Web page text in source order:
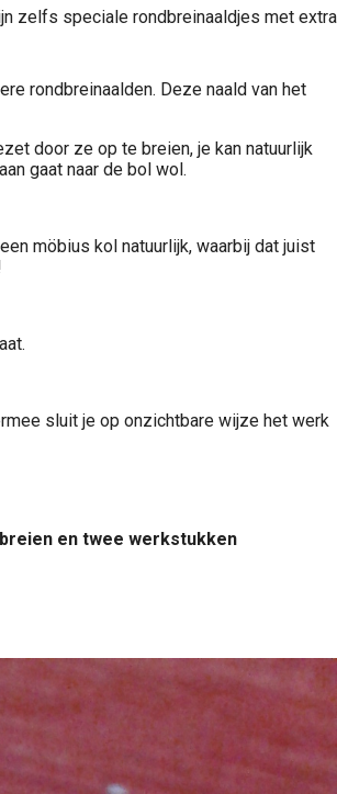
zelfs speciale rondbreinaaldjes met extra
rondbreinaalden. Deze naald van het
door ze op te breien, je kan natuurlijk
gaat naar de bol wol.
möbius kol natuurlijk, waarbij dat juist
sluit je op onzichtbare wijze het werk
en twee werkstukken